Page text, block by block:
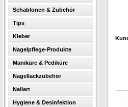
Schablonen & Zubehör
Tips
Kleber
Nagelpflege-Produkte
Maniküre & Pediküre
Nagellackzubehör
Nailart
Hygiene & Desinfektion